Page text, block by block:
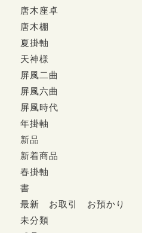
唐木座卓
唐木棚
夏掛軸
天神様
屏風二曲
屏風六曲
屏風時代
年掛軸
新品
新着商品
春掛軸
書
最新 お取引 お預かり
未分類